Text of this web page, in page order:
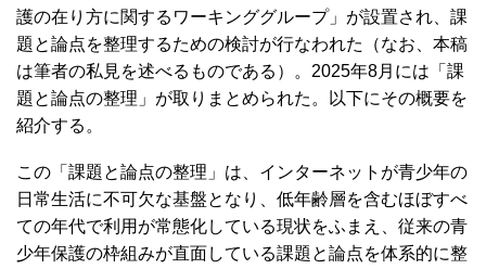
護の在り方に関するワーキンググループ」が設置され、課
題と論点を整理するための検討が行なわれた（なお、本稿
は筆者の私見を述べるものである）。2025年8月には「課
題と論点の整理」が取りまとめられた。以下にその概要を
紹介する。
この「課題と論点の整理」は、インターネットが青少年の
日常生活に不可欠な基盤となり、低年齢層を含むほぼすべ
ての年代で利用が常態化している現状をふまえ、従来の青
少年保護の枠組みが直面している課題と論点を体系的に整